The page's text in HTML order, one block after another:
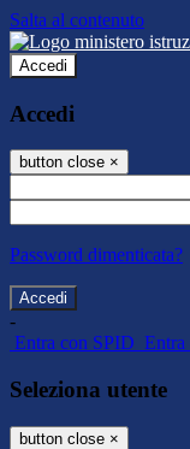
Salta al contenuto
Accedi
Accedi
button close ×
Password dimenticata?
-
Entra con SPID Entra
Seleziona utente
button close ×